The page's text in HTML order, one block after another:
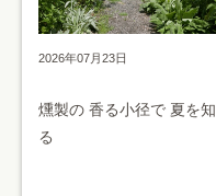
2026年07月23日
燻製の 香る小径で 夏を知
る